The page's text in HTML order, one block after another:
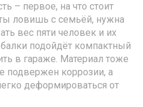
– первое, на что стоит
ловишь с семьёй, нужна
вес пяти человек и их
подойдёт компактный
в гараже. Материал тоже
подвержен коррозии, а
деформироваться от